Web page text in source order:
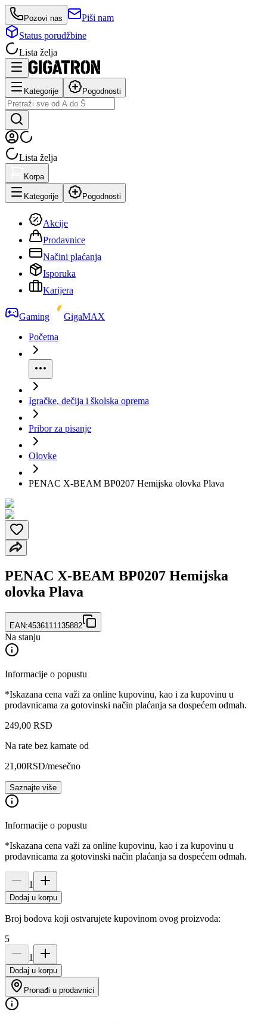
Pozovi nas
Piši nam
Status porudžbine
Lista želja
Kategorije Pogodnosti
Lista želja
Korpa
Kategorije Pogodnosti
Akcije
Prodavnice
Načini plaćanja
Isporuka
Karijera
Gaming
GigaMAX
Početna
Igračke, dečija i školska oprema
Pribor za pisanje
Olovke
PENAC X-BEAM BP0207 Hemijska olovka Plava
PENAC X-BEAM BP0207 Hemijska
olovka Plava
EAN:4536111135882
Na stanju
Informacije o popustu
*Iskazana cena važi za online kupovinu, kao i za kupovinu u
prodavnicama za gotovinski način plaćanja sa dospećem odmah.
249,00 RSD
Na rate bez kamate od
21,00RSD/mesečno
Saznajte više
Informacije o popustu
*Iskazana cena važi za online kupovinu, kao i za kupovinu u
prodavnicama za gotovinski način plaćanja sa dospećem odmah.
1
Dodaj u korpu
Broj bodova koji ostvarujete kupovinom ovog proizvoda:
5
1
Dodaj u korpu
Pronađi u prodavnici